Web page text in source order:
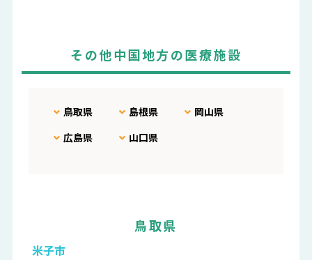
その他中国地方の医療施設
鳥取県 島根県
岡山県
広島県
山口県
鳥取県
米子市